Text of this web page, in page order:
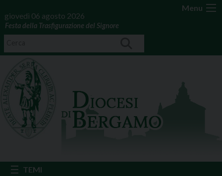
Menu
giovedì 06 agosto 2026
Festa della Trasfigurazione del Signore